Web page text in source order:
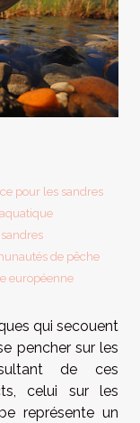
pour les sandres
de pêche
européenne
qui secouent
pencher sur les
de ces
celui sur les
représente un